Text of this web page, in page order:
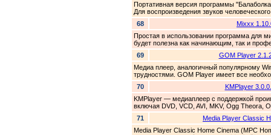
Портативная версия программы
Для воспроизведения звуков
68
Mixxx
Простая в использовании программа для
будет полезна как начинающим, так и
69
GOM Player
Медиа плеер, аналогичный популярному
трудностями. GOM Player имеет все
70
KMPlayer
KMPlayer — медиаплеер с поддержкой
включая DVD, VCD, AVI, MKV, Ogg Theora,
71
Media Player Classic
Media Player Classic Home Cinema (MPC